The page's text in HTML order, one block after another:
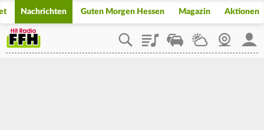
Nachrichten Guten Morgen Hessen Magazin Aktionen
PlaylistStaupilotWetterWebcam